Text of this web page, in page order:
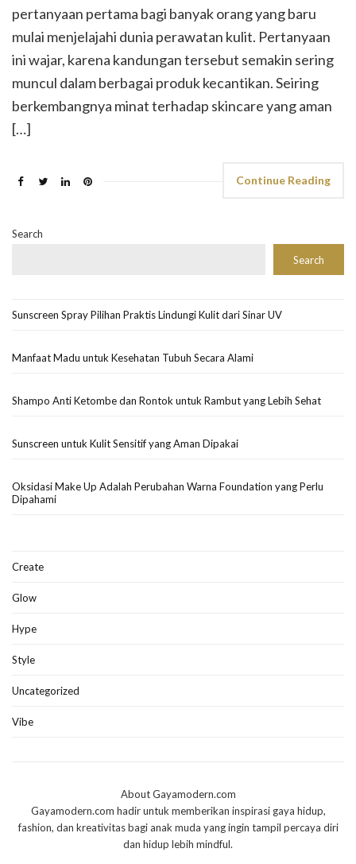
pertanyaan pertama bagi banyak orang yang baru
mulai menjelajahi dunia perawatan kulit. Pertanyaan
ini wajar, karena kandungan tersebut semakin sering
muncul dalam berbagai produk kecantikan. Seiring
berkembangnya minat terhadap skincare yang aman
[…]
Continue Reading
Search
Search
Sunscreen Spray Pilihan Praktis Lindungi Kulit dari Sinar UV
Manfaat Madu untuk Kesehatan Tubuh Secara Alami
Shampo Anti Ketombe dan Rontok untuk Rambut yang Lebih Sehat
Sunscreen untuk Kulit Sensitif yang Aman Dipakai
Oksidasi Make Up Adalah Perubahan Warna Foundation yang Perlu
Dipahami
Create
Glow
Hype
Style
Uncategorized
Vibe
About Gayamodern.com
Gayamodern.com hadir untuk memberikan inspirasi gaya hidup,
fashion, dan kreativitas bagi anak muda yang ingin tampil percaya diri
dan hidup lebih mindful.